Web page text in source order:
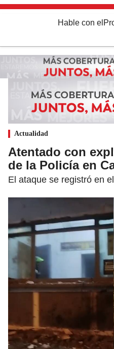
Hable con el
Actualidad
Atentado con
de la Policía en
El ataque se registró en